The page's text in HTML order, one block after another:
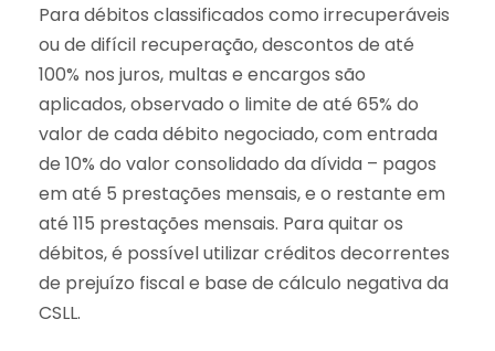
Para débitos classificados como irrecuperáveis
ou de difícil recuperação, descontos de até
100% nos juros, multas e encargos são
aplicados, observado o limite de até 65% do
valor de cada débito negociado, com entrada
de 10% do valor consolidado da dívida – pagos
em até 5 prestações mensais, e o restante em
até 115 prestações mensais. Para quitar os
débitos, é possível utilizar créditos decorrentes
de prejuízo fiscal e base de cálculo negativa da
CSLL.